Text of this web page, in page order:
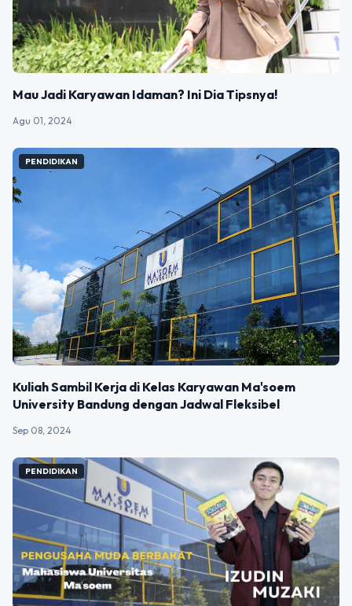
Mau Jadi Karyawan Idaman? Ini Dia Tipsnya!
Agu 01, 2024
PENDIDIKAN
Kuliah Sambil Kerja di Kelas Karyawan Ma'soem
University Bandung dengan Jadwal Fleksibel
Sep 08, 2024
PENDIDIKAN